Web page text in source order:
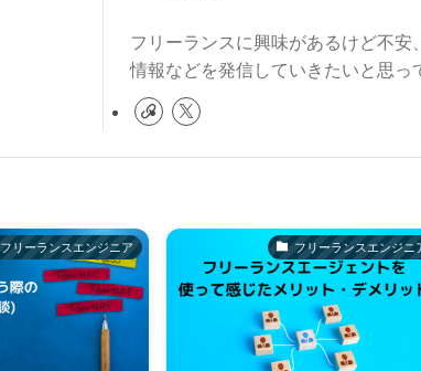
フリーランスに興味があるけど不
情報などを発信していきたいと思っ
フリーランスエンジニア フリーランスエンジニ